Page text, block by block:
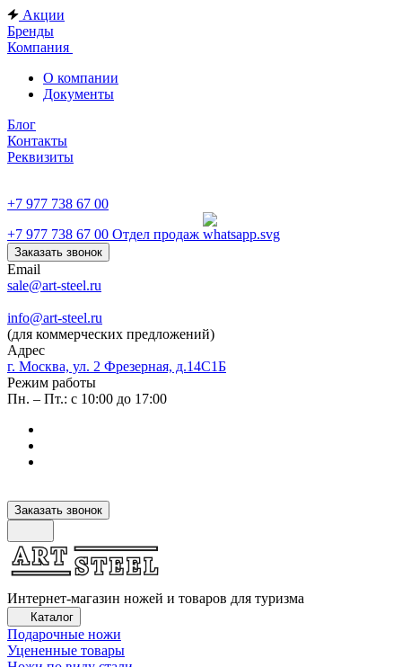
Акции
Бренды
Компания
О компании
Документы
Блог
Контакты
Реквизиты
+7 977 738 67 00
+7 977 738 67 00 Отдел продаж
Заказать звонок
Email
sale@art-steel.ru
info@art-steel.ru
(для коммерческих предложений)
Адрес
г. Москва, ул. 2 Фрезерная, д.14С1Б
Режим работы
Пн. – Пт.: с 10:00 до 17:00
Заказать звонок
Интернет-магазин ножей и товаров для туризма
Каталог
Подарочные ножи
Уцененные товары